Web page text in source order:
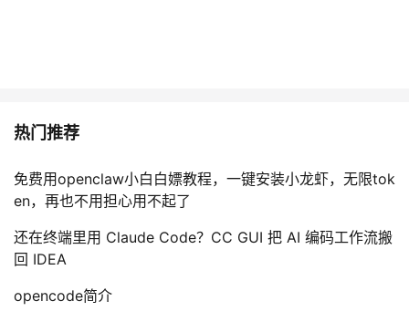
热门推荐
免费用openclaw小白白嫖教程，一键安装小龙虾，无限tok
en，再也不用担心用不起了
还在终端里用 Claude Code？CC GUI 把 AI 编码工作流搬
回 IDEA
opencode简介